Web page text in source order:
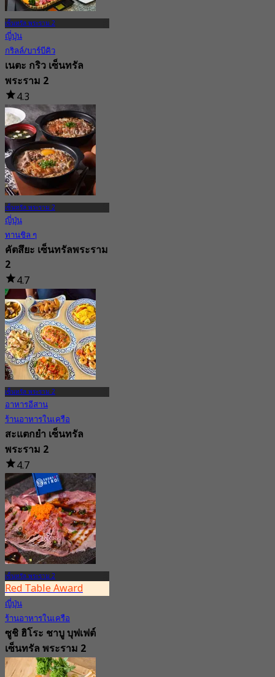
เซ็นทรัล พระราม 2
ญี่ปุ่น
กริลล์/บาร์บีคิว
เนตะ กริว เซ็นทรัล
พระราม 2
4.3
3.1K การจอง
จาก฿ 526
เซ็นทรัล พระราม 2
ญี่ปุ่น
ทานชิล ๆ
คัตสึยะ เซ็นทรัลพระราม
2
4.7
463 การจอง
จาก฿ 237.5
เซ็นทรัล พระราม 2
อาหารอีสาน
ร้านอาหารในเครือ
สะแตกยำ เซ็นทรัล
พระราม 2
4.7
2 การจอง
จาก฿ 416.66
เซ็นทรัล พระราม 2
Red Table Award
ญี่ปุ่น
ร้านอาหารในเครือ
ซูชิ ฮิโระ ชาบู บุฟเฟต์
เซ็นทรัล พระราม 2
4.1